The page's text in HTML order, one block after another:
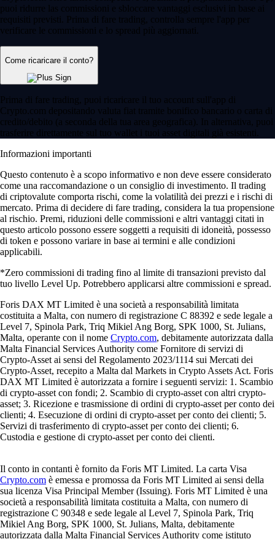
puoi ridurre las commissioni e sbloccare vantaggi esclusivi in base ai
requisiti previsti. Prima di fare trading, controlla sempre l'app per
verificare le commissioni e lo spread più aggiornati.
Come ricaricare il conto?
Prima di fare trading, puoi ricaricare il tuo account sull'app di
Crypto.com depositando valuta fiat tramite bonifico bancario o carta di
credito/debito (a seconda della tua area geografica). In alternativa, puoi
trasferire direttamente sul tuo wallet i tuoi asset digitali già esistenti.
Informazioni importanti
Questo contenuto è a scopo informativo e non deve essere considerato
come una raccomandazione o un consiglio di investimento. Il trading
di criptovalute comporta rischi, come la volatilità dei prezzi e i rischi di
mercato. Prima di decidere di fare trading, considera la tua propensione
al rischio. Premi, riduzioni delle commissioni e altri vantaggi citati in
questo articolo possono essere soggetti a requisiti di idoneità, possesso
di token e possono variare in base ai termini e alle condizioni
applicabili.
*Zero commissioni di trading fino al limite di transazioni previsto dal
tuo livello Level Up. Potrebbero applicarsi altre commissioni e spread.
Foris DAX MT Limited è una società a responsabilità limitata
costituita a Malta, con numero di registrazione C 88392 e sede legale a
Level 7, Spinola Park, Triq Mikiel Ang Borg, SPK 1000, St. Julians,
Malta, operante con il nome Crypto.com, debitamente autorizzata dalla
Malta Financial Services Authority come Fornitore di servizi di
Crypto-Asset ai sensi del Regolamento 2023/1114 sui Mercati dei
Crypto-Asset, recepito a Malta dal Markets in Crypto Assets Act. Foris
DAX MT Limited è autorizzata a fornire i seguenti servizi: 1. Scambio
di crypto-asset con fondi; 2. Scambio di crypto-asset con altri crypto-
asset; 3. Ricezione e trasmissione di ordini di crypto-asset per conto dei
clienti; 4. Esecuzione di ordini di crypto-asset per conto dei clienti; 5.
Servizi di trasferimento di crypto-asset per conto dei clienti; 6.
Custodia e gestione di crypto-asset per conto dei clienti.
Il conto in contanti è fornito da Foris MT Limited. La carta Visa
Crypto.com è emessa e promossa da Foris MT Limited ai sensi della
sua licenza Visa Principal Member (Issuing). Foris MT Limited è una
società a responsabilità limitata costituita a Malta, con numero di
registrazione C 90348 e sede legale al Level 7, Spinola Park, Triq
Mikiel Ang Borg, SPK 1000, St. Julians, Malta, debitamente
autorizzata dalla Malta Financial Services Authority come istituto